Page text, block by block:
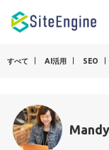
すべて AI活用 SEO
Mandy